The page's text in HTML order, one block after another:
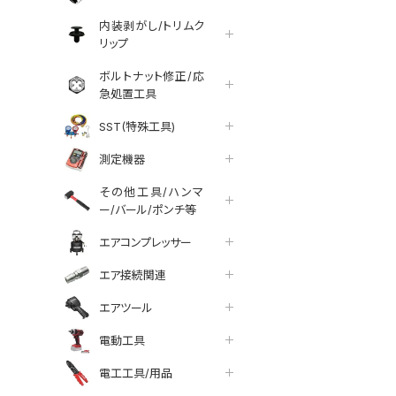
内装剥がし/トリムク
リップ
ボルトナット修正/応
急処置工具
SST(特殊工具)
測定機器
その他工具/ハンマ
ー/バール/ポンチ等
エアコンプレッサー
エア接続関連
エアツール
電動工具
電工工具/用品